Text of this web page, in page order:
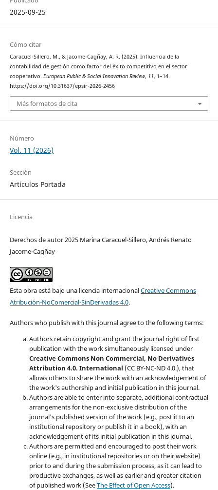
2025-09-25
Cómo citar
Caracuel-Sillero, M., & Jacome-Cagñay, A. R. (2025). Influencia de la
contabilidad de gestión como factor del éxito competitivo en el sector
cooperativo. European Public & Social Innovation Review, 11, 1–14.
https://doi.org/10.31637/epsir-2026-2456
Más formatos de cita
Número
Vol. 11 (2026)
Sección
Artículos Portada
Licencia
Derechos de autor 2025 Marina Caracuel-Sillero, Andrés Renato
Jacome-Cagñay
Esta obra está bajo una licencia internacionalCreative Commons
Atribución-NoComercial-SinDerivadas 4.0.
Authors who publish with this journal agree to the following terms:
Authors retain copyright and grant the journal right of first
publication with the work simultaneously licensed under
Creative Commons Non Commercial, No Derivatives
Attribution 4.0. International (CC BY-NC-ND 4.0.), that
allows others to share the work with an acknowledgement of
the work's authorship and initial publication in this journal.
Authors are able to enter into separate, additional contractual
arrangements for the non-exclusive distribution of the
journal's published version of the work (e.g., post it to an
institutional repository or publish it in a book), with an
acknowledgement of its initial publication in this journal.
Authors are permitted and encouraged to post their work
online (e.g., in institutional repositories or on their website)
prior to and during the submission process, as it can lead to
productive exchanges, as well as earlier and greater citation
of published work (SeeThe Effect of Open Access).